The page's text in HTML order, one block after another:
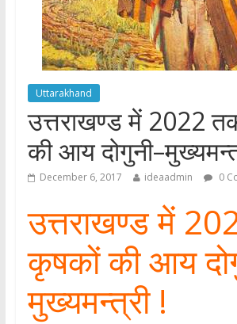
Uttarakhand
उत्तराखण्ड में 2022
की आय
December 6, 2017 ideaadmin 0
उत्तराखण्ड में
कृषकों की आय
मुख्यमन्त्री !